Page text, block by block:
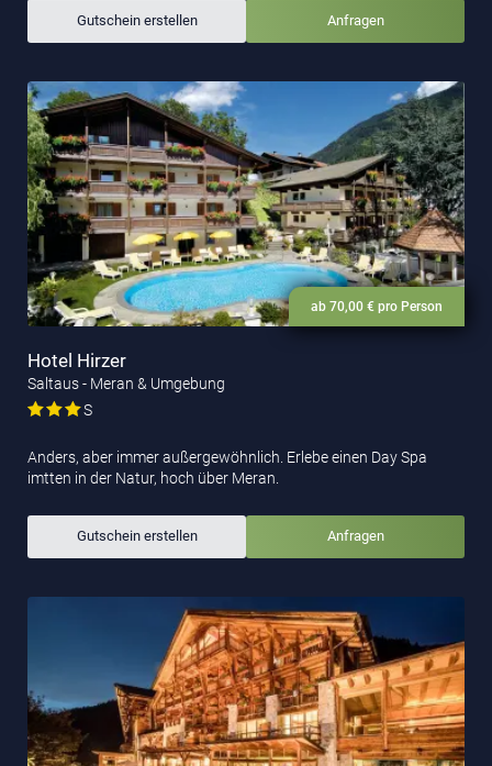
Gutschein erstellen Anfragen
ab 70,00 € pro Person
Hotel Hirzer
Saltaus - Meran & Umgebung
S
Anders, aber immer außergewöhnlich. Erlebe einen Day Spa
imtten in der Natur, hoch über Meran.
Gutschein erstellen Anfragen